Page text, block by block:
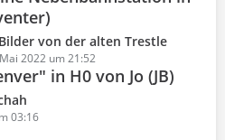
von der alten Trestle
2022 um 21:52
in H0 von Jo (JB)
03:16